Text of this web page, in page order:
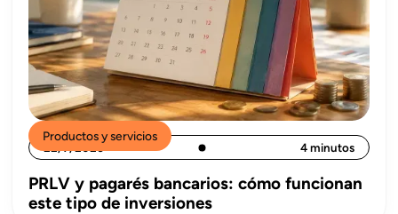
Productos y servicios
22/7/2026 4 minutos
PRLV y pagarés bancarios: cómo funcionan
este tipo de inversiones